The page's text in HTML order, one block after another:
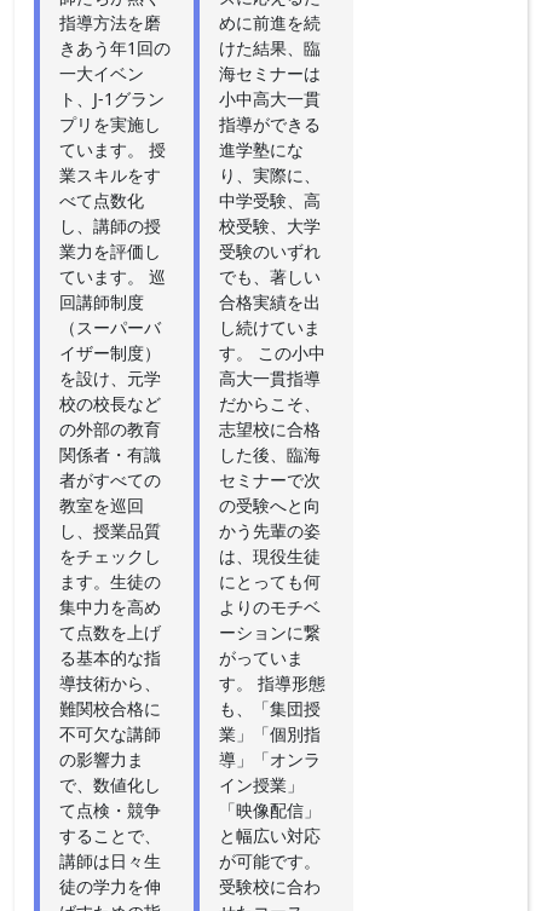
指導方法を磨
きあう年1回の
一大イベン
ト、J-1グラン
プリを実施し
ています。 授
業スキルをす
べて点数化
し、講師の授
業力を評価し
ています。 巡
回講師制度
（スーパーバ
イザー制度）
を設け、元学
校の校長など
の外部の教育
関係者・有識
者がすべての
教室を巡回
し、授業品質
をチェックし
ます。生徒の
集中力を高め
て点数を上げ
る基本的な指
導技術から、
難関校合格に
不可欠な講師
の影響力ま
で、数値化し
て点検・競争
することで、
講師は日々生
徒の学力を伸
めに前進を続
けた結果、臨
海セミナーは
小中高大一貫
指導ができる
進学塾にな
り、実際に、
中学受験、高
校受験、大学
受験のいずれ
でも、著しい
合格実績を出
し続けていま
す。 この小中
高大一貫指導
だからこそ、
志望校に合格
した後、臨海
セミナーで次
の受験へと向
かう先輩の姿
は、現役生徒
にとっても何
よりのモチベ
ーションに繋
がっていま
す。 指導形態
も、「集団授
業」「個別指
導」「オンラ
イン授業」
「映像配信」
と幅広い対応
が可能です。
受験校に合わ